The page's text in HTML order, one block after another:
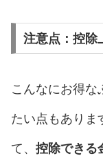
注意点：控除
こんなにお得な
たい点もありま
て、 控除できる